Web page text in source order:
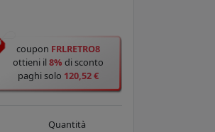
coupon FRLRETRO8
ottieni il8% di sconto
paghi solo 120,52 €
Quantità